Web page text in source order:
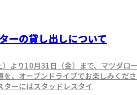
ーの貸し出しについて
より10月31日（金）まで、マツダロ
を、オープンドライブでお楽しみくだ
ターにはスタッドレスタイ